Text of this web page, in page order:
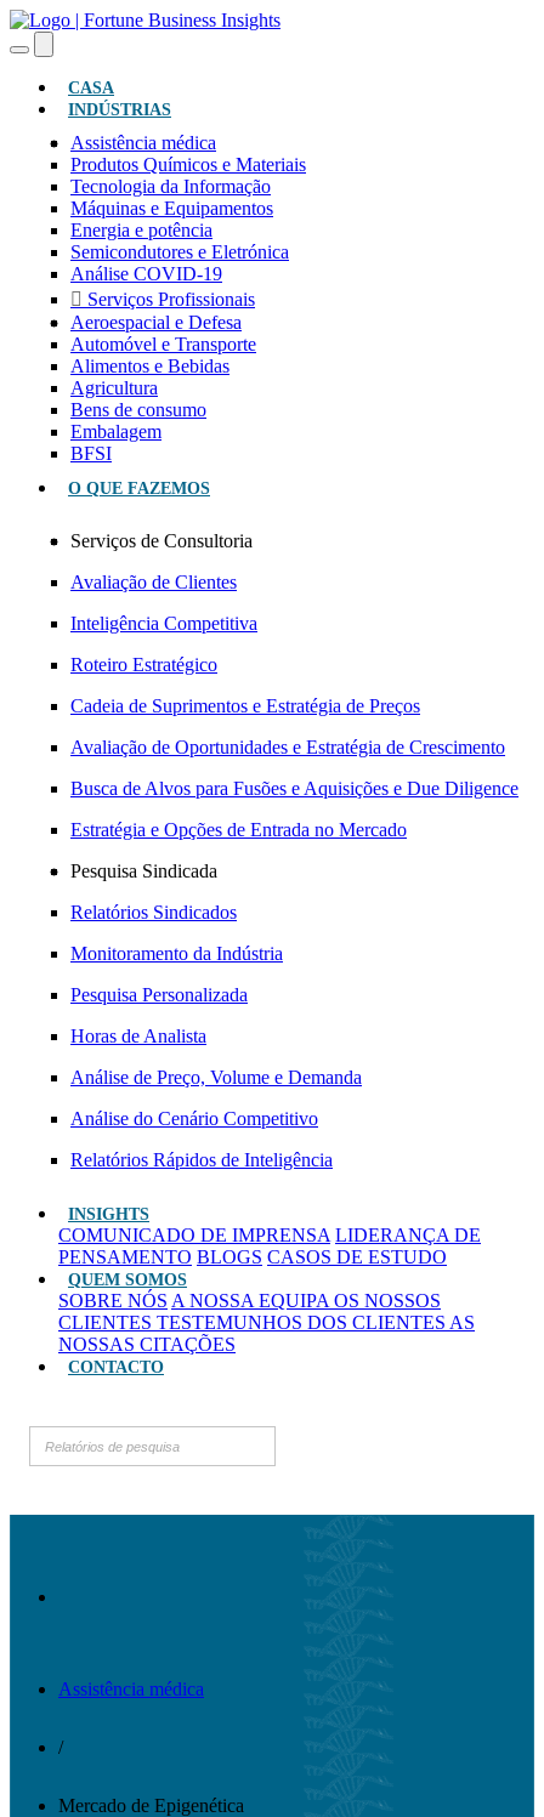
CASA
INDÚSTRIAS
Assistência médica
Produtos Químicos e Materiais
Tecnologia da Informação
Máquinas e Equipamentos
Energia e potência
Semicondutores e Eletrónica
Análise COVID-19
Serviços Profissionais
Aeroespacial e Defesa
Automóvel e Transporte
Alimentos e Bebidas
Agricultura
Bens de consumo
Embalagem
BFSI
O QUE FAZEMOS
Serviços de Consultoria
Avaliação de Clientes
Inteligência Competitiva
Roteiro Estratégico
Cadeia de Suprimentos e Estratégia de Preços
Avaliação de Oportunidades e Estratégia de Crescimento
Busca de Alvos para Fusões e Aquisições e Due Diligence
Estratégia e Opções de Entrada no Mercado
Pesquisa Sindicada
Relatórios Sindicados
Monitoramento da Indústria
Pesquisa Personalizada
Horas de Analista
Análise de Preço, Volume e Demanda
Análise do Cenário Competitivo
Relatórios Rápidos de Inteligência
INSIGHTS
COMUNICADO DE IMPRENSA LIDERANÇA DE
PENSAMENTO BLOGS CASOS DE ESTUDO
QUEM SOMOS
SOBRE NÓS A NOSSA EQUIPA OS NOSSOS
CLIENTES TESTEMUNHOS DOS CLIENTES AS
NOSSAS CITAÇÕES
CONTACTO
Assistência médica
/
Mercado de Epigenética